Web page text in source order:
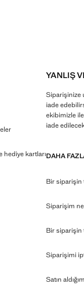
YANLIŞ
Siparişinize
iade
ekibimizle
iade
DAHA
Bir siparişin
Siparişim
Bir siparişin
Siparişimi
Satın
hediye kartları